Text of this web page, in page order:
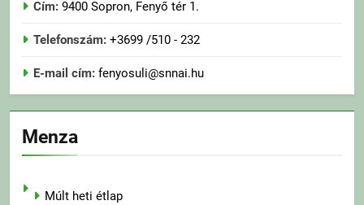
Cím: 9400 Sopron, Fenyő tér 1.
Telefonszám: +3699 /510 - 232
E-mail cím: fenyosuli@snnai.hu
Menza
Múlt heti étlap